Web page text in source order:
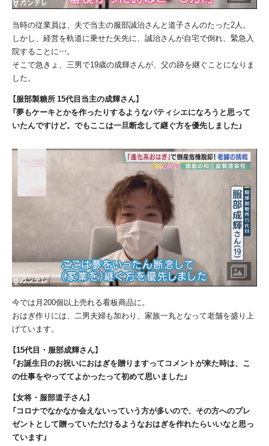
当時の従業員は、夫で当主の服部誠治さんと道子さんのたった2人。
しかし、経営を軌道に乗せた矢先に、誠治さんが自宅で倒れ、緊急入
院することに…。
そこで急きょ、三男で19歳の成輝さんが、父の跡を継ぐことになりま
した。
【服部製糖所 15代目当主の成輝さん】
「夢もケーキとかを作ったりするようなパティシエになろうと思って
いたんですけど。でもここは一旦断念して継ぐ方を優先しました」
今では月200個以上売れる看板商品に。
おはぎ作りには、二男夫婦も加わり、家族一丸となって老舗を盛り上
げています。
【15代目・服部成輝さん】
「お誕生日のお祝いにおはぎを贈りますってコメントが来た時は、こ
の仕事をやっててよかったって初めて思いました」
【女将・服部道子さん】
「コロナでなかなか会えないっていう方が多いので、その方へのプレ
ゼントとして贈っていただけるようなおはぎを作れたらいいなと思っ
ています」